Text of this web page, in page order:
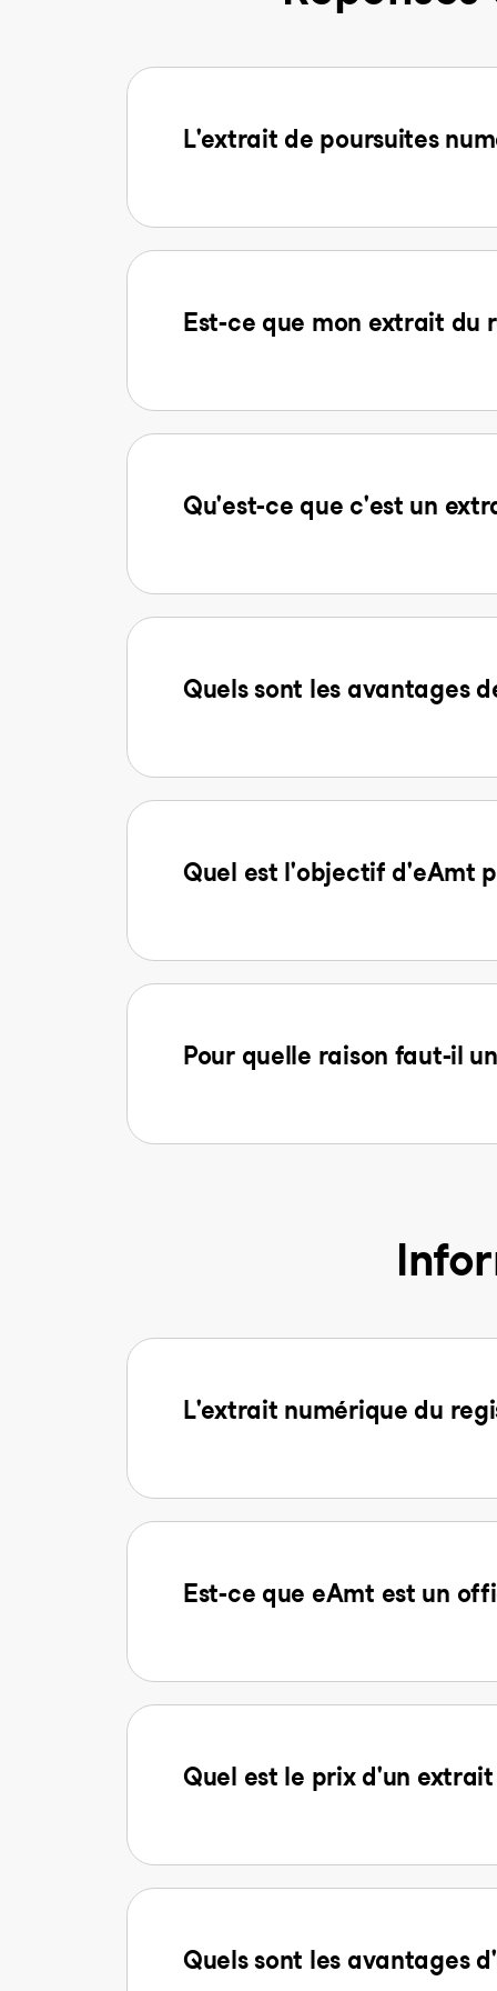
L'extrait de poursuites
Est-ce que mon extrait du
Qu'est-ce que c'est un
Quels sont les avantages
Quel est l'objectif d'eAmt
Pour quelle raison faut-il
L'extrait numérique du
Est-ce que eAmt est un
Quel est le prix d'un
Quels sont les avantages